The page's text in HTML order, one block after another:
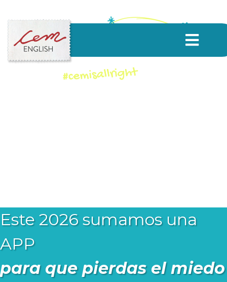
Este 2026 sumamos una
APP
para que pierdas el miedo